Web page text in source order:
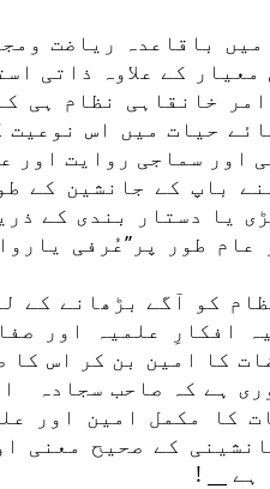
باقاعدہ ریاضت
کے علاوہ ذاتی
خانقاہی نظام ہی
حیات میں اس نوعیت
اور سماجی روایت اور
باپ کے جانشین کے
یا دستار بندی کے
طور پر’’عُرفی
کو آگے بڑھانے کے
افکارِ علمیہ اور
کا امین بن کر اس کا
ہے کہ صاحب سجادہ
کا مکمل امین اور
کے صحیح معنی
__ !